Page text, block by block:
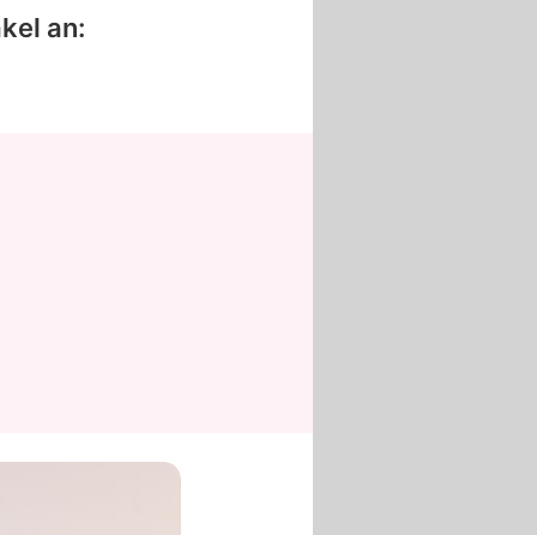
an: